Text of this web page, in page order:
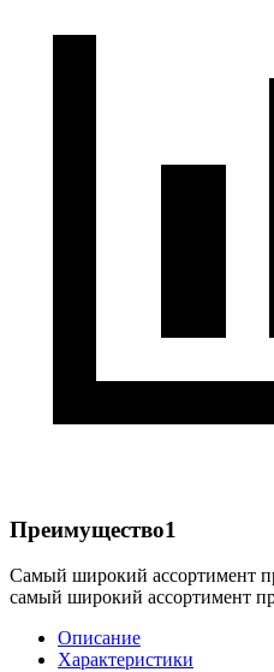
Преимущество1
Самый широкий ассортимент
самый широкий ассортимент
Описание
Характеристики